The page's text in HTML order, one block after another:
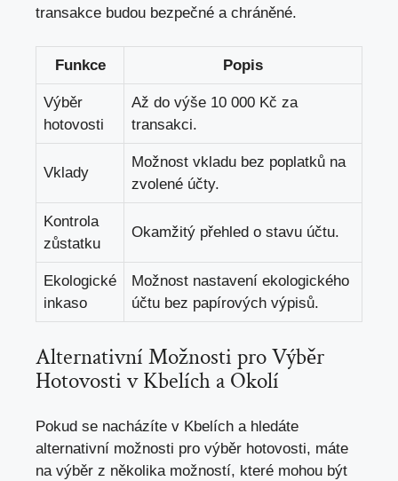
transakce budou bezpečné a chráněné.
Funkce Popis
Výběr
hotovosti
Až do výše 10 000 Kč za
transakci.
Vklady
Možnost vkladu bez poplatků na
zvolené účty.
Kontrola
zůstatku
Okamžitý přehled o stavu účtu.
Ekologické
inkaso
Možnost nastavení ekologického
účtu bez papírových výpisů.
Alternativní Možnosti pro Výběr
Hotovosti v Kbelích a Okolí
Pokud se nacházíte v Kbelích a hledáte
alternativní možnosti pro výběr hotovosti, máte
na výběr z několika možností, které mohou být